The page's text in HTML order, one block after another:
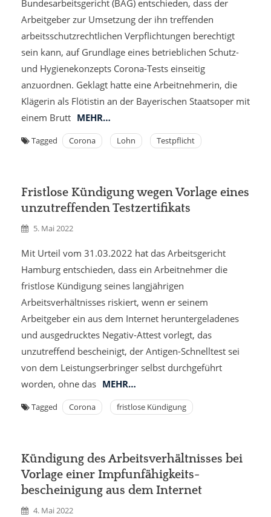
Bundesarbeitsgericht (BAG) entschieden, dass der
Arbeitgeber zur Umsetzung der ihn treffenden
arbeitsschutzrechtlichen Verpflichtungen berechtigt
sein kann, auf Grundlage eines betrieblichen Schutz-
und Hygienekonzepts Corona-Tests einseitig
anzuordnen. Geklagt hatte eine Arbeitnehmerin, die
Klägerin als Flötistin an der Bayerischen Staatsoper mit
einem Brutt MEHR…
Tagged Corona Lohn Testpflicht
Fristlose Kündigung wegen Vorlage eines
unzutreffenden Testzertifikats
5. Mai 2022
Mit Urteil vom 31.03.2022 hat das Arbeitsgericht
Hamburg entschieden, dass ein Arbeitnehmer die
fristlose Kündigung seines langjährigen
Arbeitsverhältnisses riskiert, wenn er seinem
Arbeitgeber ein aus dem Internet heruntergeladenes
und ausgedrucktes Negativ-Attest vorlegt, das
unzutreffend bescheinigt, der Antigen-Schnelltest sei
von dem Leistungserbringer selbst durchgeführt
worden, ohne das MEHR…
Tagged Corona fristlose Kündigung
Kündigung des Arbeitsverhältnisses bei
Vorlage einer Impfunfähigkeits­
bescheinigung aus dem Internet
4. Mai 2022